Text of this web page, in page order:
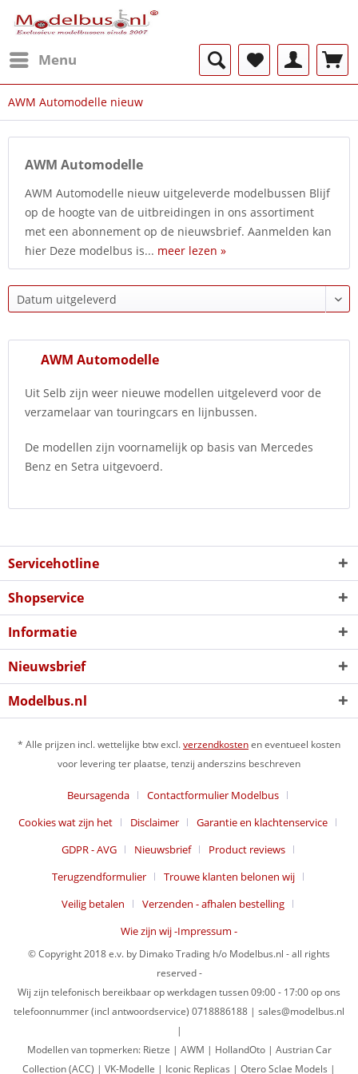
Menu
AWM Automodelle nieuw
AWM Automodelle
AWM Automodelle nieuw uitgeleverde modelbussen Blijf
op de hoogte van de uitbreidingen in ons assortiment
met een abonnement op de nieuwsbrief. Aanmelden kan
hier Deze modelbus is... meer lezen »
AWM Automodelle
Uit Selb zijn weer nieuwe modellen uitgeleverd voor de
verzamelaar van touringcars en lijnbussen.
De modellen zijn voornamelijk op basis van Mercedes
Benz en Setra uitgevoerd.
Servicehotline
Shopservice
Informatie
Nieuwsbrief
Modelbus.nl
* Alle prijzen incl. wettelijke btw excl.verzendkostenen eventueel kosten
voor levering ter plaatse, tenzij anderszins beschreven
Beursagenda
Contactformulier Modelbus
Cookies wat zijn het
Disclaimer
Garantie en klachtenservice
GDPR - AVG
Nieuwsbrief
Product reviews
Terugzendformulier
Trouwe klanten belonen wij
Veilig betalen
Verzenden - afhalen bestelling
Wie zijn wij -Impressum -
© Copyright 2018 e.v. by Dimako Trading h/o Modelbus.nl - all rights
reserved -
Wij zijn telefonisch bereikbaar op werkdagen tussen 09:00 - 17:00 op ons
telefoonnummer (incl antwoordservice) 0718886188 | sales@modelbus.nl
|
Modellen van topmerken: Rietze | AWM | HollandOto | Austrian Car
Collection (ACC) | VK-Modelle | Iconic Replicas | Otero Sclae Models |